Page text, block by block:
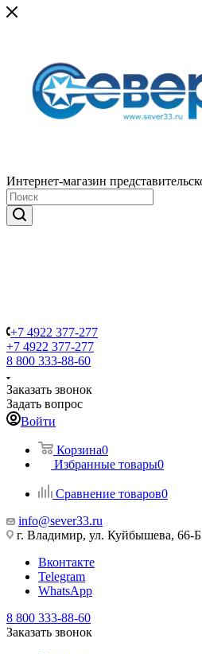
Интернет-магазин
+7 4922 377-277
+7 4922 377-277
8 800 333-88-60
Заказать звонок
Задать вопрос
Войти
Корзина0
Избранные товары0
Сравнение товаров0
info@sever33.ru
г. Владимир, ул. Куйбышева, 66-Б
Вконтакте
Telegram
WhatsApp
8 800 333-88-60
Заказать звонок